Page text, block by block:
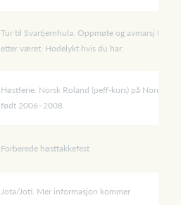
Tur til Svartjernhula. Oppmøte og avmarsj fra
etter været. Hodelykt hvis du har.
Høstferie. Norsk Roland (peff-kurs) på
født 2006–2008.
Forberede høsttakkefest
Jota/Joti. Mer informasjon kommer